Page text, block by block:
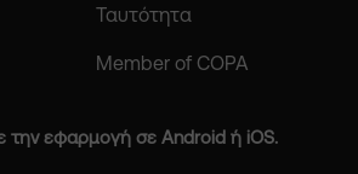
Ταυτότητα
Member of COPA
την εφαρμογή σε Android ή iOS.